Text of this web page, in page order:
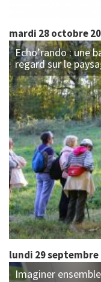
mardi 28 octobre
Echo’rando : une
regard sur le
lundi 29 septembre
Imaginer